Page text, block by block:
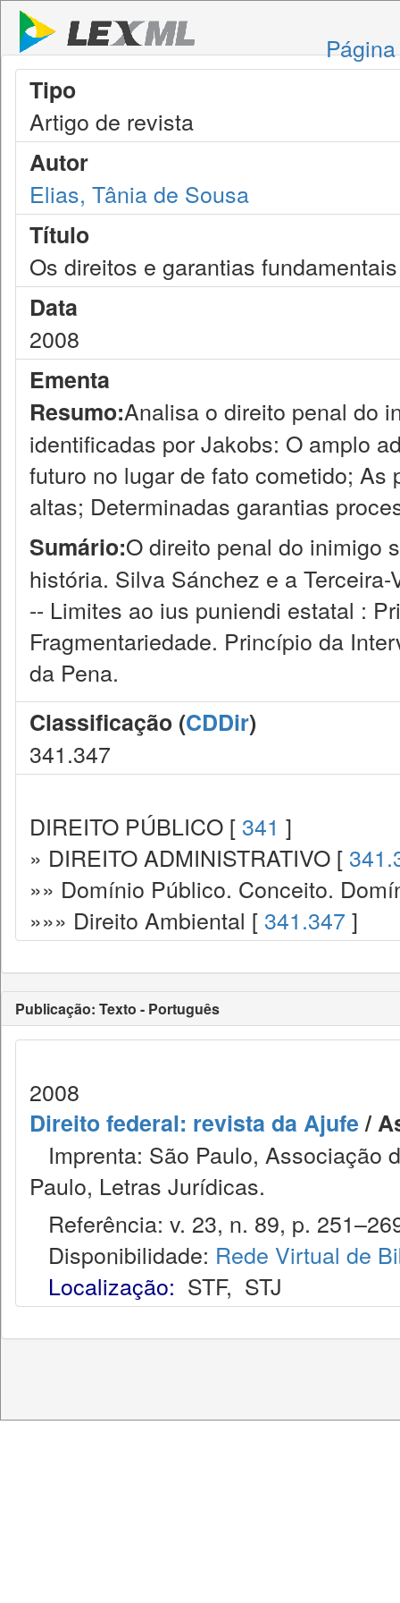
Tipo
Artigo de revista
Autor
Elias, Tânia de Sousa
Título
Os direitos e garantias
Data
2008
Ementa
Resumo:Analisa o direito penal do
identificadas por Jakobs: O amplo
futuro no lugar de fato cometido;
altas; Determinadas garantias
Sumário:O direito penal do inimigo
história. Silva Sánchez e a
-- Limites ao ius puniendi estatal :
Fragmentariedade. Princípio da
da Pena.
Classificação (CDDir)
341.347
DIREITO PÚBLICO [ 341 ]
» DIREITO ADMINISTRATIVO [
»» Domínio Público. Conceito.
»»» Direito Ambiental [ 341.347 ]
Publicação: Texto - Português
2008
Direito federal: revista da Ajufe/
Imprenta: São Paulo, Associação
Paulo, Letras Jurídicas.
Referência: v. 23, n. 89, p.
Disponibilidade: Rede Virtual de
Localização: STF, STJ